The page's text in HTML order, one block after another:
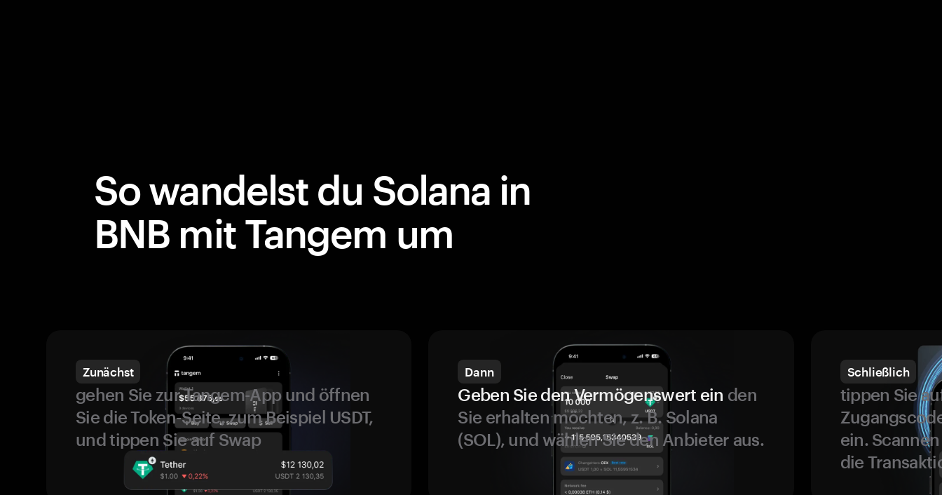
So wandelst du Solana in
BNB mit Tangem um
Zunächst
gehen Sie zur Tangem-App und öffnen
Sie die Token-Seite, zum Beispiel USDT,
und tippen Sie auf Swap
Dann
Geben Sie den Vermögenswert ein den
Sie erhalten möchten, z. B. Solana
(SOL), und wählen Sie den Anbieter aus.
Schließlich
tippen Sie
ein.
die